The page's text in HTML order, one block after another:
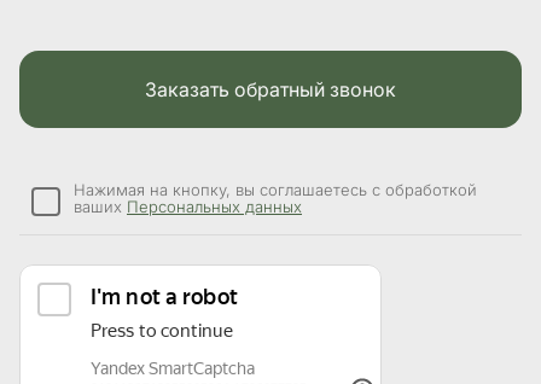
Заказать обратный звонок
Нажимая на кнопку, вы соглашаетесь с обработкой
ваших Персональных данных